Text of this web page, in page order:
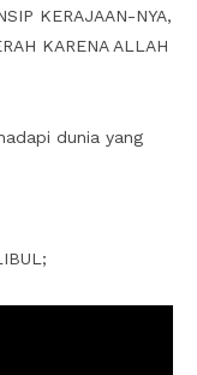
KERAJAAN-NYA,
KARENA ALLAH
dunia yang